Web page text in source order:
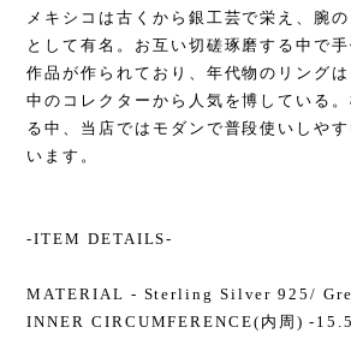
メキシコは古くから銀工芸で栄え、腕
として有名。お互い切磋琢磨する中で
作品が作られており、年代物のリング
中のコレクターから人気を博している
る中、当店ではモダンで普段使いしや
います。
-ITEM DETAILS-
MATERIAL - Sterling Silver 925/
INNER CIRCUMFERENCE(内周) -